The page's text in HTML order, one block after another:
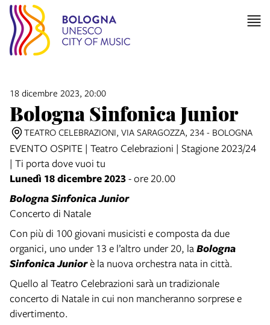
18 dicembre 2023, 20:00
Bologna Sinfonica Junior
TEATRO CELEBRAZIONI, VIA SARAGOZZA, 234 - BOLOGNA
EVENTO OSPITE | Teatro Celebrazioni | Stagione 2023/24
| Ti porta dove vuoi tu
Lunedì 18 dicembre 2023- ore 20.00
Bologna Sinfonica Junior
Concerto di Natale
Con più di 100 giovani musicisti e composta da due
organici, uno under 13 e l’altro under 20, la Bologna
Sinfonica Juniorè la nuova orchestra nata in città.
Quello al Teatro Celebrazioni sarà un tradizionale
concerto di Natale in cui non mancheranno sorprese e
divertimento.